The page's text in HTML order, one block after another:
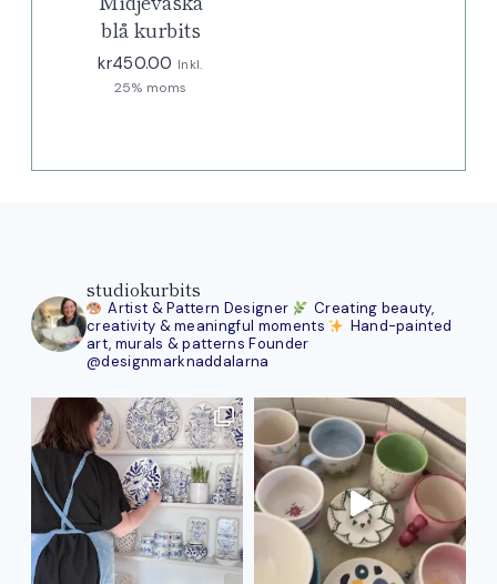
blå kurbits
kr450.00 Inkl.
25% moms
studiokurbits
Artist & Pattern Designer
Creating beauty,
creativity & meaningful moments
Hand-painted
art, murals & patterns Founder
@designmarknaddalarna